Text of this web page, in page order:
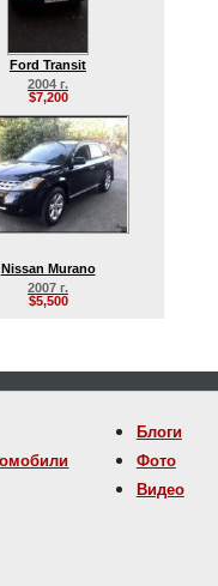
Ford Transit
2004 г.
$7,200
Nissan Murano
2007 г.
$5,500
Блоги
Фото
Видео